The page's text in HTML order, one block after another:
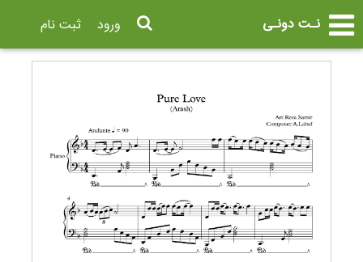
نـت دونـی ثبت نام ورود